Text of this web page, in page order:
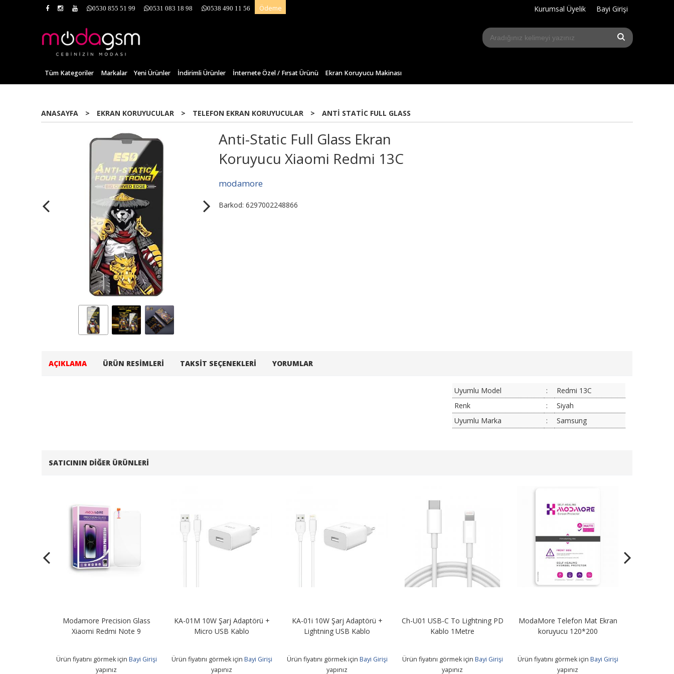
0530 855 51 99 0531 083 18 98 0538 490 11 56 Ödeme Kurumsal Üyelik Bayi Girişi
Tüm Kategoriler Markalar Yeni Ürünler İndirimli Ürünler İnternete Özel / Fırsat Ürünü Ekran Koruyucu Makinası
ANASAYFA > EKRAN KORUYUCULAR > TELEFON EKRAN KORUYUCULAR > ANTI STATIC FULL GLASS
Anti-Static Full Glass Ekran
Koruyucu Xiaomi Redmi 13C
modamore
Barkod: 6297002248866
AÇIKLAMA ÜRÜN RESIMLERI TAKSIT SEÇENEKLERI YORUMLAR
Uyumlu Model :
Redmi 13C
Renk
:
Siyah
Uyumlu Marka
: Samsung
SATICININ DIĞER ÜRÜNLERI
Modamore Precision Glass
Xiaomi Redmi Note 9
Ürün fiyatını görmek için Bayi Girişi
yapınız
KA-01M 10W Şarj Adaptörü +
Micro USB Kablo
Ürün fiyatını görmek için Bayi Girişi
yapınız
KA-01i 10W Şarj Adaptörü +
Lightning USB Kablo
Ürün fiyatını görmek için Bayi Girişi
yapınız
Ch-U01 USB-C To Lightning PD
Kablo 1Metre
Ürün fiyatını görmek için Bayi Girişi
yapınız
ModaMore Telefon Mat Ekran
koruyucu 120*200
Ürün fiyatını görmek için Bayi Girişi
yapınız